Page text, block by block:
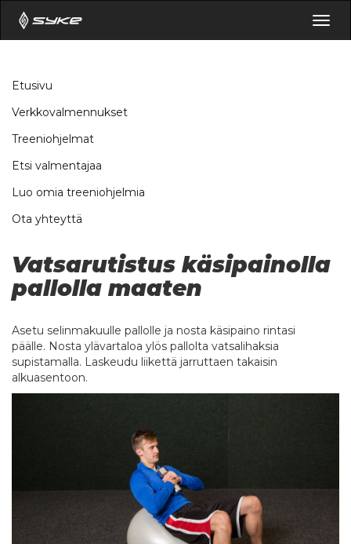
Etusivu
Verkkovalmennukset
Treeniohjelmat
Etsi valmentajaa
Luo omia treeniohjelmia
Ota yhteyttä
Vatsarutistus käsipainolla
pallolla maaten
Asetu selinmakuulle pallolle ja nosta käsipaino rintasi
päälle. Nosta ylävartaloa ylös pallolta vatsalihaksia
supistamalla. Laskeudu liikettä jarruttaen takaisin
alkuasentoon.